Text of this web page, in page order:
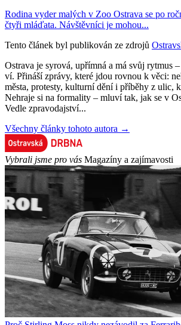
Rodina vyder malých v Zoo Ostrava se po
čtyři mláďata. Návštěvníci je mohou...
Tento článek byl publikován ze zdrojů
Ostrava je syrová, upřímná a má svůj rytmus
ví. Přináší zprávy, které jdou rovnou k věci:
města, protesty, kulturní dění i příběhy z ulic,
Nehraje si na formality – mluví tak, jak se v
Vedle zpravodajství...
Všechny články tohoto autora →
Vybrali jsme pro vás Magazíny a zajímavosti